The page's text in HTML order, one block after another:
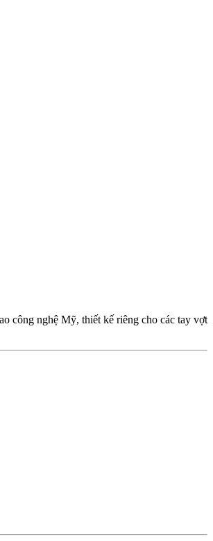
công nghệ Mỹ, thiết kế riêng cho các tay vợt